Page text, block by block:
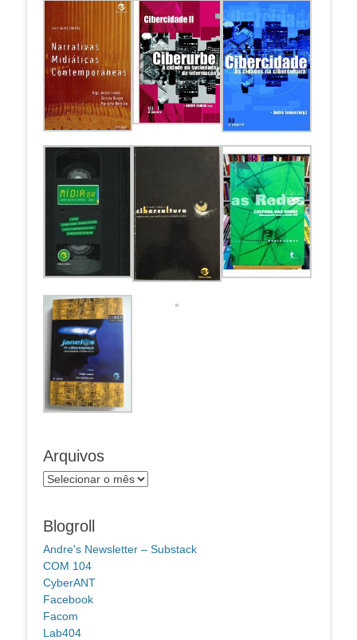
Arquivos
Arquivos
Blogroll
Andre's Newsletter – Substack
COM 104
CyberANT
Facebook
Facom
Lab404